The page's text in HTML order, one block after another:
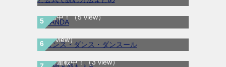
SANDA｜最新刊第3巻！マンガBANGで無料
配信中！（5 view）
ダンス・ダンス・ダンスール｜最新刊第25
巻！全話無料で読める公式マンガアプリ！
（3 view）
春雨と恋もよう｜全3巻完結！マンガMeeで
無料連載中！（3 view）